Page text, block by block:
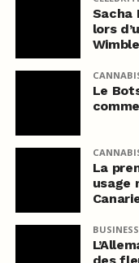
Sacha
lors
Le
La
usage
BUSINESS